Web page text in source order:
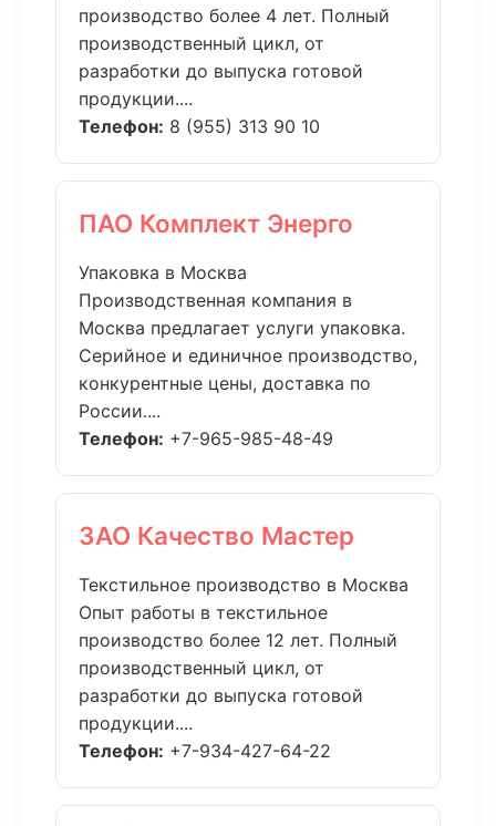
производство более 4 лет. Полный
производственный цикл, от
разработки до выпуска готовой
продукции....
Телефон: 8 (955) 313 90 10
ПАО Комплект Энерго
Упаковка в Москва
Производственная компания в
Москва предлагает услуги упаковка.
Серийное и единичное производство,
конкурентные цены, доставка по
России....
Телефон: +7-965-985-48-49
ЗАО Качество Мастер
Текстильное производство в Москва
Опыт работы в текстильное
производство более 12 лет. Полный
производственный цикл, от
разработки до выпуска готовой
продукции....
Телефон: +7-934-427-64-22